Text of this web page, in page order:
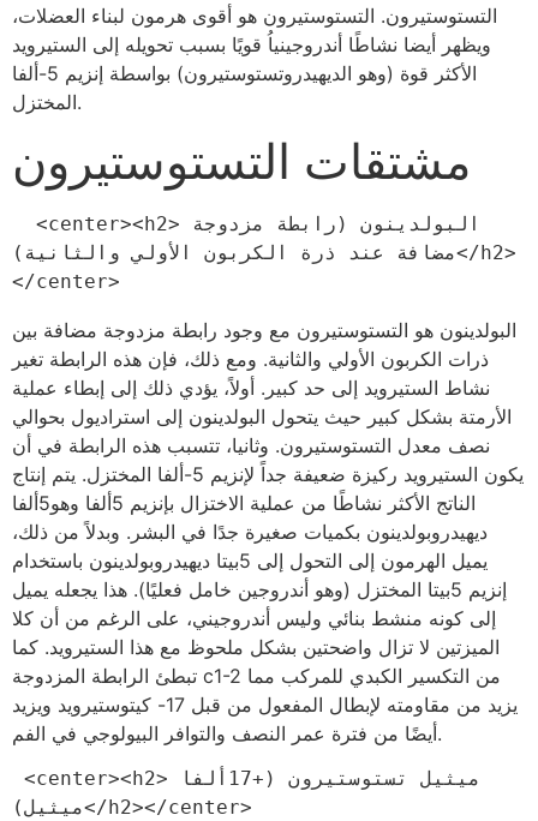
التستوستيرون. التستوستيرون هو أقوى هرمون لبناء العضلات،
ويظهر أيضا نشاطًا أندروجينياُ قويًا بسبب تحويله إلى الستيرويد
الأكثر قوة (وهو الديهيدروتستوستيرون) بواسطة إنزيم 5-ألفا
المختزل.
مشتقات التستوستيرون
مضافة عند ذرة الكربون الأولي والثانية)</h2>
</center>
البولدينون هو التستوستيرون مع وجود رابطة مزدوجة مضافة بين
ذرات الكربون الأولي والثانية. ومع ذلك، فإن هذه الرابطة تغير
نشاط الستيرويد إلى حد كبير. أولاً، يؤدي ذلك إلى إبطاء عملية
الأرمتة بشكل كبير حيث يتحول البولدينون إلى استراديول بحوالي
نصف معدل التستوستيرون. وثانيا، تتسبب هذه الرابطة في أن
يكون الستيرويد ركيزة ضعيفة جداً لإنزيم 5-ألفا المختزل. يتم إنتاج
الناتج الأكثر نشاطًا من عملية الاختزال بإنزيم 5ألفا وهو5ألفا
ديهيدروبولدينون بكميات صغيرة جدًا في البشر. وبدلاً من ذلك،
يميل الهرمون إلى التحول إلى 5بيتا ديهيدروبولدينون باستخدام
إنزيم 5بيتا المختزل (وهو أندروجين خامل فعليًا). هذا يجعله يميل
إلى كونه منشط بنائي وليس أندروجيني، على الرغم من أن كلا
الميزتين لا تزال واضحتين بشكل ملحوظ مع هذا الستيرويد. كما
تبطئ الرابطة المزدوجة c1-2 من التكسير الكبدي للمركب مما
يزيد من مقاومته لإبطال المفعول من قبل 17- كيتوستيرويد ويزيد
أيضًا من فترة عمر النصف والتوافر البيولوجي في الفم.
ميثيل)</h2></center>